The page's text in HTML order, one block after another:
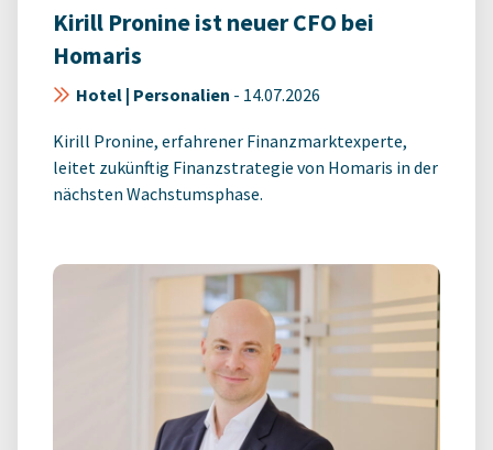
Kirill Pronine ist neuer CFO bei
Homaris
Hotel | Personalien - 14.07.2026
Kirill Pronine, erfahrener Finanzmarktexperte,
leitet zukünftig Finanzstrategie von Homaris in der
nächsten Wachstumsphase.